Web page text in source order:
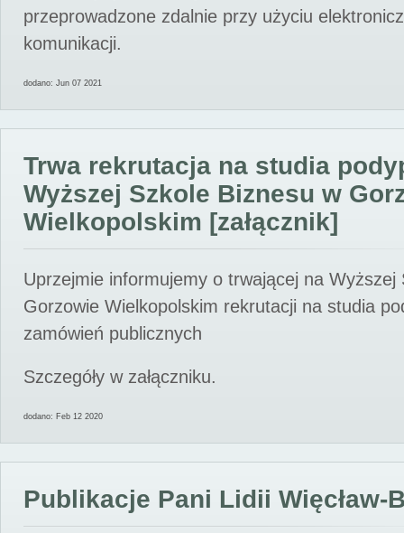
przeprowadzone zdalnie przy użyciu
komunikacji.
dodano: Jun 07 2021
Trwa rekrutacja na studia
Wyższej Szkole Biznesu w
Wielkopolskim [załącznik]
Uprzejmie informujemy o trwającej na Wyższej
Gorzowie Wielkopolskim rekrutacji na studia
zamówień publicznych
Szczegóły w załączniku.
dodano: Feb 12 2020
Publikacje Pani Lidii Więcław-